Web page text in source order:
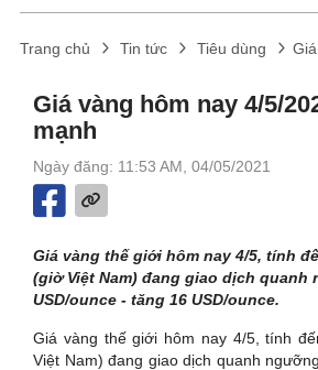
Trang chủ Tin tức Tiêu dùng
Giá vàng hôm nay 4/5/
mạnh
Ngày đăng: 11:53 AM, 04/05/2021
Giá vàng thế giới hôm nay 4/5, tính
(giờ Việt Nam) đang giao dịch quanh
USD/ounce - tăng 16 USD/ounce.
Giá vàng thế giới hôm nay 4/5, tính
Việt Nam) đang giao dịch quanh